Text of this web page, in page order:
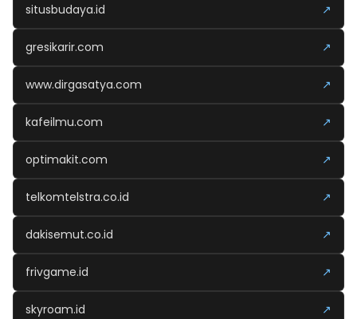
situsbudaya.id ↗
gresikarir.com ↗
www.dirgasatya.com ↗
kafeilmu.com ↗
optimakit.com ↗
telkomtelstra.co.id ↗
dakisemut.co.id ↗
frivgame.id ↗
skyroam.id ↗